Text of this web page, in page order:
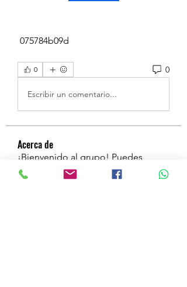
075784b09d
0 0
Escribir un comentario...
Acerca de
¡Bienvenido al grupo! Puedes
conectarte con otros miembros,
...
Leer más